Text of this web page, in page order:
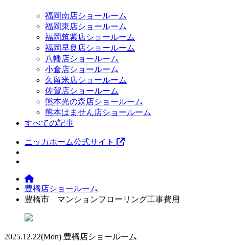
福岡南店ショールーム
福岡東店ショールーム
福岡筑紫店ショールーム
福岡早良店ショールーム
八幡店ショールーム
小倉店ショールーム
久留米店ショールーム
佐賀店ショールーム
熊本光の森店ショールーム
熊本はません店ショールーム
すべての記事
ニッカホーム公式サイト
豊橋店ショールーム
豊橋市 マンションフローリング工事費用
2025.12.22(Mon) 豊橋店ショールーム